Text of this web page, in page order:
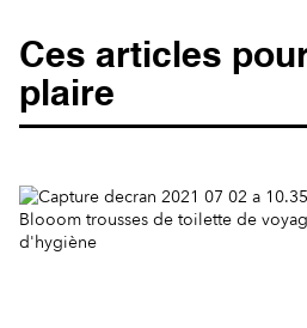
Ces articles
plaire